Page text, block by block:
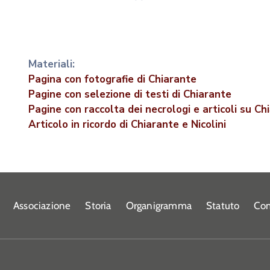
Materiali:
Pagina con fotografie di Chiarante
Pagine con selezione di testi di Chiarante
Pagine con raccolta dei necrologi e articoli su
Articolo in ricordo di Chiarante e Nicolini
Associazione Storia Organigramma Statuto